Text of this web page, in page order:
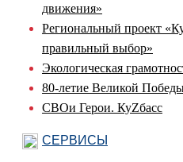
движения»
Региональный проект
правильный выбор»
Экологическая
80-летие Великой
СВОи Герои. КуZбасс
СЕРВИСЫ